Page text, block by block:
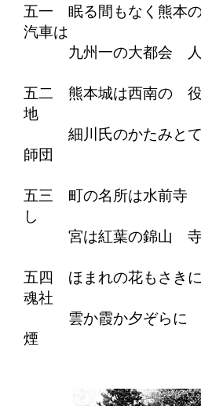
五一 眠る間もなく熊本
汽車は
九州一の大都会 人
五二 熊本城は西南の 役
地
細川氏のかたみとて
師団
五三 町の名所は水前寺
し
宮は紅葉の錦山 寺
五四 ほまれの花もさき
魂社
雲か霞か夕ぞらに
煙